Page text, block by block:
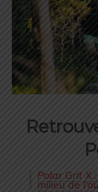
Polar Grit X
milieu de